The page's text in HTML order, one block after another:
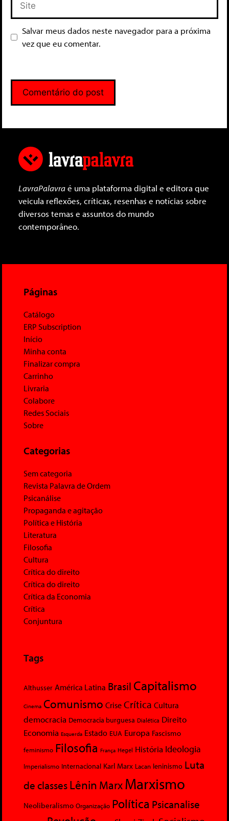
Salvar meus dados neste navegador para a próxima
vez que eu comentar.
LavraPalavraé uma plataforma digital e editora que
veicula reflexões, críticas, resenhas e notícias sobre
diversos temas e assuntos do mundo
contemporâneo.
Páginas
Catálogo
ERP Subscription
Início
Minha conta
Finalizar compra
Carrinho
Livraria
Colabore
Redes Sociais
Sobre
Categorias
Sem categoria
Revista Palavra de Ordem
Psicanálise
Propaganda e agitação
Política e História
Literatura
Filosofia
Cultura
Crítica do direito
Crítica do direito
Crítica da Economia
Crítica
Conjuntura
Tags
Althusser América Latina Brasil Capitalismo
Cinema Comunismo Crise Crítica Cultura
democracia Democracia burguesa Dialética Direito
Economia Esquerda Estado EUA Europa Fascismo
feminismo Filosofia França Hegel História Ideologia
Imperialismo Internacional Karl Marx Lacan leninismo Luta
de classesLênin MarxMarxismo
Neoliberalismo Organização Política Psicanalise